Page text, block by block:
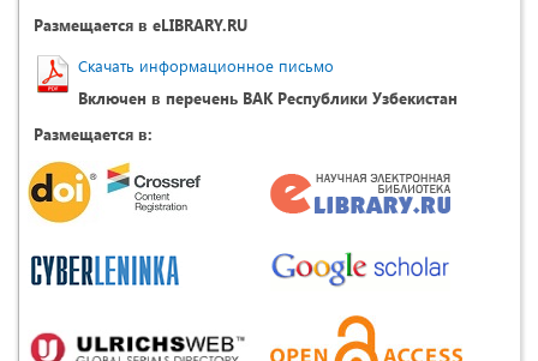
Размещается в eLIBRARY.RU
Скачать информационное письмо
Включен в перечень ВАК Республики Узбекистан
Размещается в: